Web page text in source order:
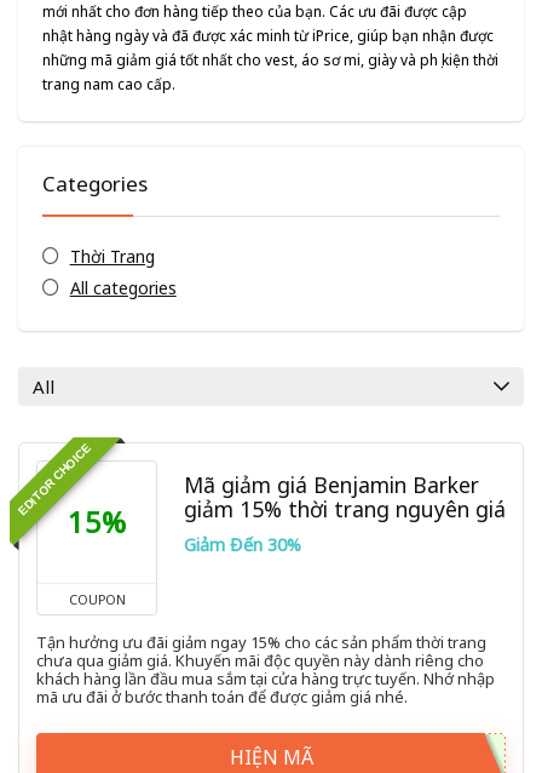
mới nhất cho đơn hàng tiếp theo của bạn. Các ưu đãi được cập
nhật hàng ngày và đã được xác minh từ iPrice, giúp bạn nhận được
những mã giảm giá tốt nhất cho vest, áo sơ mi, giày và phụ kiện thời
trang nam cao cấp.
Categories
Thời Trang
All categories
All
EDITOR CHOICE
15%
COUPON
Mã giảm giá Benjamin Barker
giảm 15% thời trang nguyên giá
Giảm Đến 30%
Tận hưởng ưu đãi giảm ngay 15% cho các sản phẩm thời trang
chưa qua giảm giá. Khuyến mãi độc quyền này dành riêng cho
khách hàng lần đầu mua sắm tại cửa hàng trực tuyến. Nhớ nhập
mã ưu đãi ở bước thanh toán để được giảm giá nhé.
HIỆN MÃ